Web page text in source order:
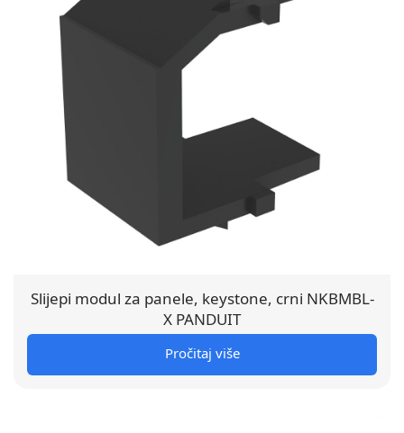
Slijepi modul za panele, keystone, crni NKBMBL-
X PANDUIT
Pročitaj više